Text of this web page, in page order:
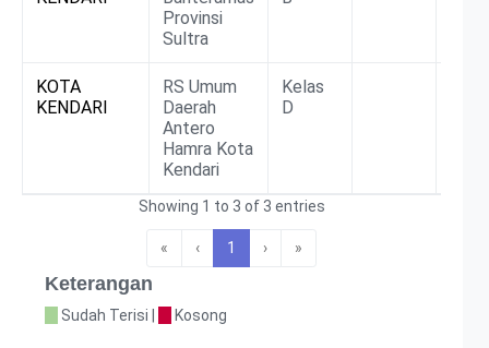
Provinsi
Sultra
KOTA
KENDARI
RS Umum
Daerah
Antero
Hamra Kota
Kendari
Kelas
D
Showing 1 to 3 of 3 entries
« ‹ 1 › »
Keterangan
Sudah Terisi | Kosong